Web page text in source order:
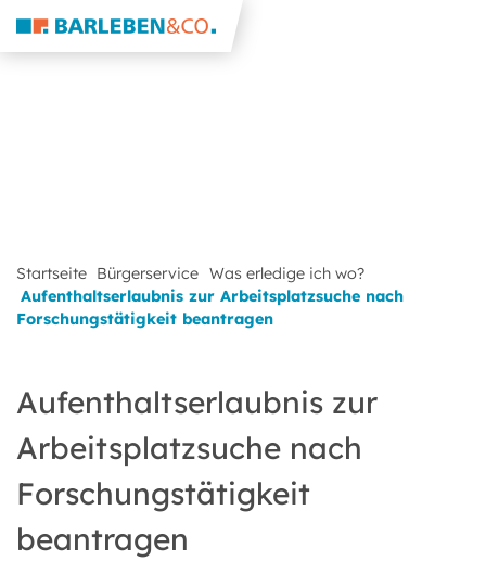
Startseite Bürgerservice Was erledige ich wo?
Aufenthaltserlaubnis zur Arbeitsplatzsuche nach
Forschungstätigkeit beantragen
Aufenthaltserlaubnis zur
Arbeitsplatzsuche nach
Forschungstätigkeit
beantragen